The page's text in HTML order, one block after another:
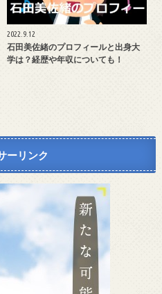
2022.9.12
石田美佐緒のプロフィールと出身大
学は？経歴や年収についても！
ーリンク